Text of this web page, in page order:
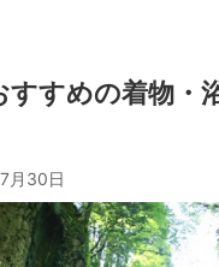
すすめの着物・
月30日